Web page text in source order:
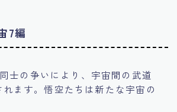
7編
士の争いにより、宇宙間の武道
ます。悟空たちは新たな宇宙の